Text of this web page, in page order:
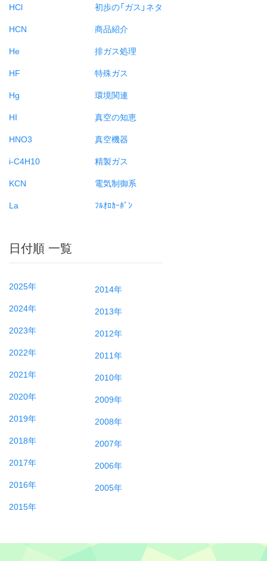
HCl
HCN
He
HF
Hg
HI
HNO3
i-C4H10
KCN
La
初歩の「ガス」ネタ
商品紹介
排ガス処理
特殊ガス
環境関連
真空の知恵
真空機器
精製ガス
電気制御系
ﾌﾙｵﾛｶｰﾎﾞﾝ
日付順 一覧
2025年
2024年
2023年
2022年
2021年
2020年
2019年
2018年
2017年
2016年
2015年
2014年
2013年
2012年
2011年
2010年
2009年
2008年
2007年
2006年
2005年